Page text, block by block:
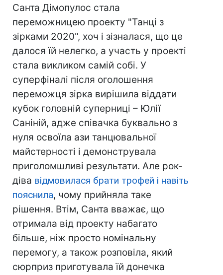
Санта Дімопулос стала
переможницею проекту "Танці з
зірками 2020", хоч і зізналася, що це
далося їй нелегко, а участь у проекті
стала викликом самій собі. У
суперфіналі після оголошення
переможця зірка вирішила віддати
кубок головній суперниці – Юлії
Саніній, адже співачка буквально з
нуля освоїла ази танцювальної
майстерності і демонструвала
приголомшливі результати. Але рок-
діва відмовилася брати трофей і навіть
пояснила, чому прийняла таке
рішення. Втім, Санта вважає, що
отримала від проекту набагато
більше, ніж просто номінальну
перемогу, а також розповіла, який
сюрприз приготувала їй донечка